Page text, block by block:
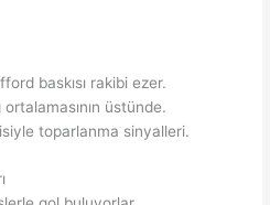
baskısı rakibi ezer.
üstünde.
toparlanma sinyalleri.